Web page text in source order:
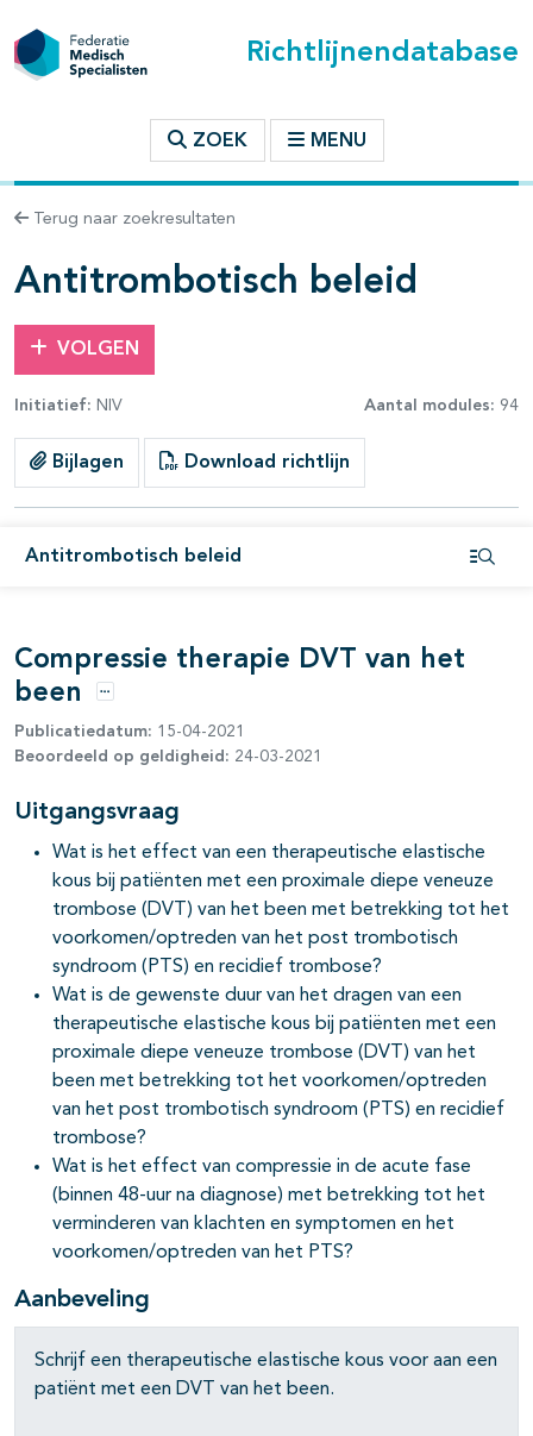
Richtlijnendatabase
ZOEK MENU
Terug naar zoekresultaten
Antitrombotisch beleid
VOLGEN
Initiatief: NIV Aantal modules: 94
Bijlagen Download richtlijn
Antitrombotisch beleid
binnen deze richtlijn
open- en dichtklappen
open- en dichtklappen
open- en dichtklappen
Compressie therapie DVT van het
been
Opties
Publicatiedatum: 15-04-2021
Beoordeeld op geldigheid: 24-03-2021
Uitgangsvraag
Wat is het effect van een therapeutische elastische
kous bij patiënten met een proximale diepe veneuze
trombose (DVT) van het been met betrekking tot het
voorkomen/optreden van het post trombotisch
syndroom (PTS) en recidief trombose?
Wat is de gewenste duur van het dragen van een
therapeutische elastische kous bij patiënten met een
proximale diepe veneuze trombose (DVT) van het
been met betrekking tot het voorkomen/optreden
van het post trombotisch syndroom (PTS) en recidief
trombose?
Wat is het effect van compressie in de acute fase
(binnen 48-uur na diagnose) met betrekking tot het
verminderen van klachten en symptomen en het
voorkomen/optreden van het PTS?
Aanbeveling
Schrijf een therapeutische elastische kous voor aan een
patiënt met een DVT van het been.